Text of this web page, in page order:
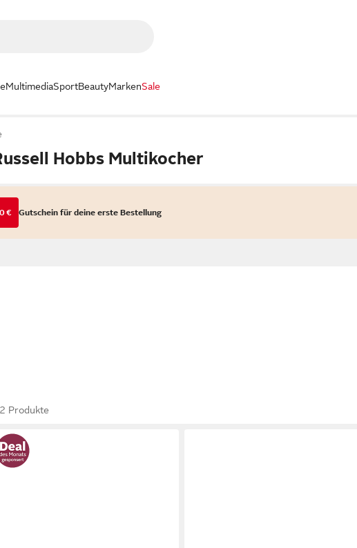
MultimediaSportBeautyMarkenSale
Hobbs Multikocher
€ Gutschein für deine erste Bestellung
2 Produkte